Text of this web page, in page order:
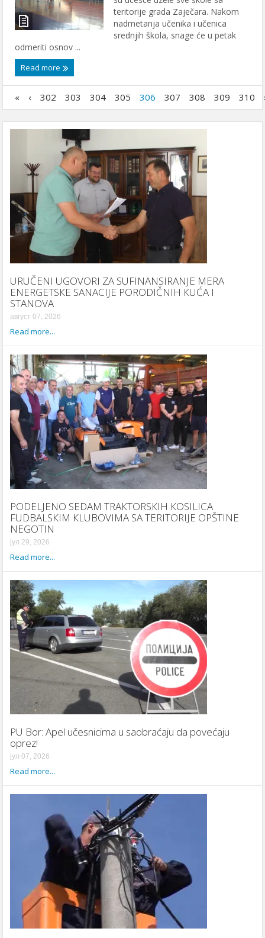
teritorije grada Zaječara. Nakom
nadmetanja učenika i učenica
srednjih škola, snage će u petak
odmeriti osnov ...
Read more
« ‹ 302 303 304 305 306 307 308 309 310
URUČENI UGOVORI ZA SUFINANSIRANJE MERA
ENERGETSКE SANACIJE PORODIČNIH КUĆA I
STANOVA
август 07, 2026
Read more...
PODELJENO SEDAM TRAКTORSКIH КOSILICA
FUDBALSКIM КLUBOVIMA SA TERITORIJE OPŠTINE
NEGOTIN
јул 29, 2026
Read more...
PU Bor: Apel učesnicima u saobraćaju da povećaju
oprez!
јул 07, 2026
Read more...